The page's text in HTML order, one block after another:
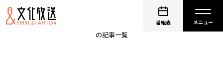
番組表
の記事一覧